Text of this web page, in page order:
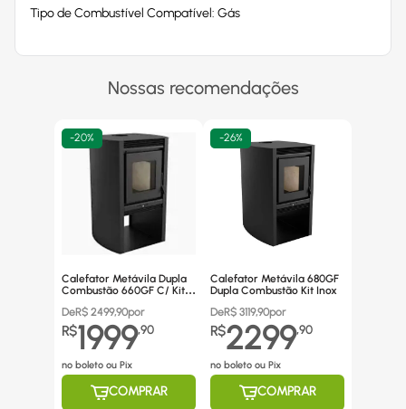
Tipo de Combustível Compatível: Gás
Nossas recomendações
-20%
Calefator Metávila Dupla
Combustão 660GF C/ Kit
DeR$ 2499,90por
R$1999,90
no boleto ou Pix
COMPRAR
-26%
Calefator Metávila 680GF
Dupla Combustão Kit Inox
DeR$ 3119,90por
R$2299,90
no boleto ou Pix
COMPRAR